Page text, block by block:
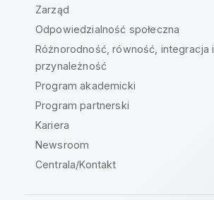
Zarząd
Odpowiedzialność społeczna
Różnorodność, równość, integracja i
przynależność
Program akademicki
Program partnerski
Kariera
Newsroom
Centrala/Kontakt